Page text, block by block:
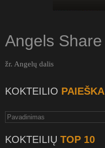
Angels Share
žr. Angelų dalis
KOKTEILIO PAIEŠKA
KOKTEILIŲ TOP 10